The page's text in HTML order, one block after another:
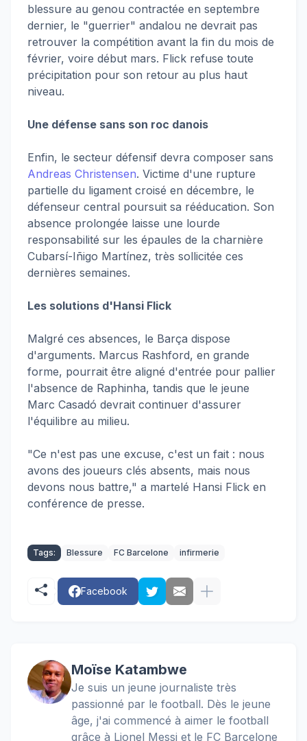
blessure au genou contractée en septembre
dernier, le "guerrier" andalou ne devrait pas
retrouver la compétition avant la fin du mois de
février, voire début mars. Flick refuse toute
précipitation pour son retour au plus haut
niveau.
Une défense sans son roc danois
Enfin, le secteur défensif devra composer sans
Andreas Christensen. Victime d'une rupture
partielle du ligament croisé en décembre, le
défenseur central poursuit sa rééducation. Son
absence prolongée laisse une lourde
responsabilité sur les épaules de la charnière
Cubarsí-Iñigo Martínez, très sollicitée ces
dernières semaines.
Les solutions d'Hansi Flick
Malgré ces absences, le Barça dispose
d'arguments. Marcus Rashford, en grande
forme, pourrait être aligné d'entrée pour pallier
l'absence de Raphinha, tandis que le jeune
Marc Casadó devrait continuer d'assurer
l'équilibre au milieu.
"Ce n'est pas une excuse, c'est un fait : nous
avons des joueurs clés absents, mais nous
devons nous battre," a martelé Hansi Flick en
conférence de presse.
Tags: Blessure FC Barcelone infirmerie
Facebook
Moïse Katambwe
Je suis un jeune journaliste très
passionné par le football. Dès le jeune
âge, j'ai commencé à aimer le football
grâce à Lionel Messi et le FC Barcelone